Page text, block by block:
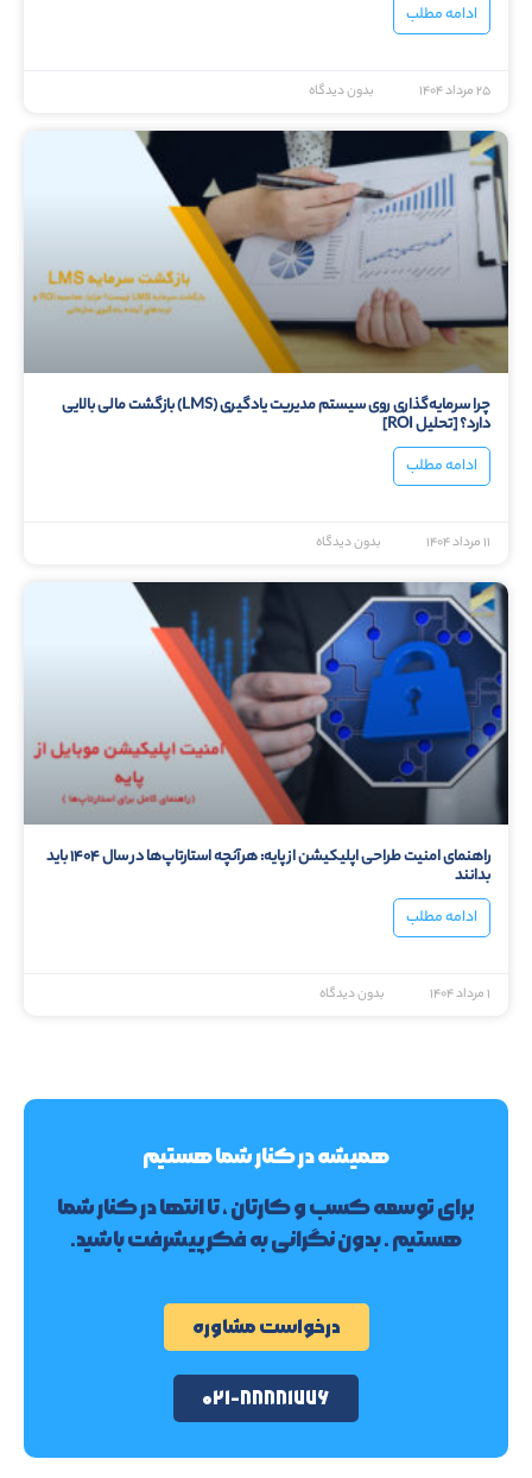
ادامه مطلب
۲۵ مرداد ۱۴۰۴ بدون دیدگاه
چرا سرمایه‌گذاری روی سیستم مدیریت یادگیری (LMS) بازگشت مالی بالایی
دارد؟ [تحلیل ROI]
ادامه مطلب
۱۱ مرداد ۱۴۰۴ بدون دیدگاه
راهنمای امنیت طراحی اپلیکیشن از پایه: هرآنچه استارتاپ‌ها در سال ۱۴۰۴ باید
بدانند
ادامه مطلب
۱ مرداد ۱۴۰۴ بدون دیدگاه
همیشه در کنار شما هستیم
برای توسعه کسب و کارتان ، تا انتها در کنار شما
هستیم . بدون نگرانی به فکر پیشرفت باشید.
درخواست مشاوره
۰۲۱-۸۸۸۸۱۷۷۶